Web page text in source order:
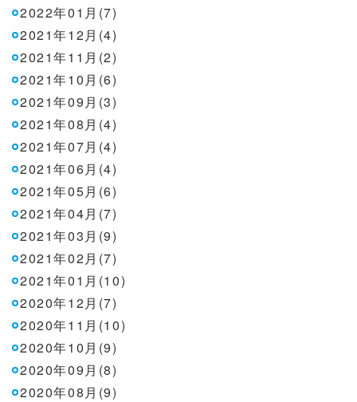
2022年01月(7)
2021年12月(4)
2021年11月(2)
2021年10月(6)
2021年09月(3)
2021年08月(4)
2021年07月(4)
2021年06月(4)
2021年05月(6)
2021年04月(7)
2021年03月(9)
2021年02月(7)
2021年01月(10)
2020年12月(7)
2020年11月(10)
2020年10月(9)
2020年09月(8)
2020年08月(9)